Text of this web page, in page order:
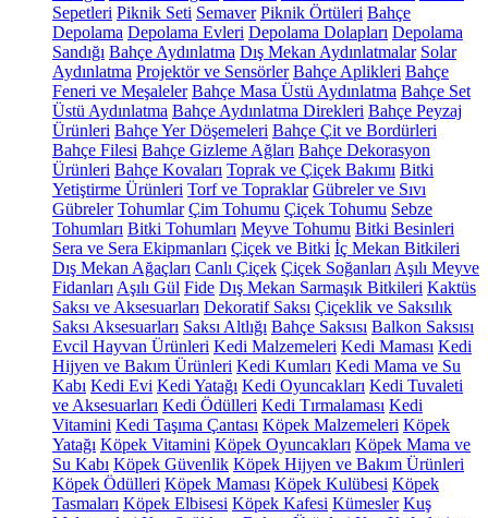
Sepetleri Piknik Seti Semaver Piknik Örtüleri Bahçe
Depolama Depolama Evleri Depolama Dolapları Depolama
Sandığı Bahçe Aydınlatma Dış Mekan Aydınlatmalar Solar
Aydınlatma Projektör ve Sensörler Bahçe Aplikleri Bahçe
Feneri ve Meşaleler Bahçe Masa Üstü Aydınlatma Bahçe Set
Üstü Aydınlatma Bahçe Aydınlatma Direkleri Bahçe Peyzaj
Ürünleri Bahçe Yer Döşemeleri Bahçe Çit ve Bordürleri
Bahçe Filesi Bahçe Gizleme Ağları Bahçe Dekorasyon
Ürünleri Bahçe Kovaları Toprak ve Çiçek Bakımı Bitki
Yetiştirme Ürünleri Torf ve Topraklar Gübreler ve Sıvı
Gübreler Tohumlar Çim Tohumu Çiçek Tohumu Sebze
Tohumları Bitki Tohumları Meyve Tohumu Bitki Besinleri
Sera ve Sera Ekipmanları Çiçek ve Bitki İç Mekan Bitkileri
Dış Mekan Ağaçları Canlı Çiçek Çiçek Soğanları Aşılı Meyve
Fidanları Aşılı Gül Fide Dış Mekan Sarmaşık Bitkileri Kaktüs
Saksı ve Aksesuarları Dekoratif Saksı Çiçeklik ve Saksılık
Saksı Aksesuarları Saksı Altlığı Bahçe Saksısı Balkon Saksısı
Evcil Hayvan Ürünleri Kedi Malzemeleri Kedi Maması Kedi
Hijyen ve Bakım Ürünleri Kedi Kumları Kedi Mama ve Su
Kabı Kedi Evi Kedi Yatağı Kedi Oyuncakları Kedi Tuvaleti
ve Aksesuarları Kedi Ödülleri Kedi Tırmalaması Kedi
Vitamini Kedi Taşıma Çantası Köpek Malzemeleri Köpek
Yatağı Köpek Vitamini Köpek Oyuncakları Köpek Mama ve
Su Kabı Köpek Güvenlik Köpek Hijyen ve Bakım Ürünleri
Köpek Ödülleri Köpek Maması Köpek Kulübesi Köpek
Tasmaları Köpek Elbisesi Köpek Kafesi Kümesler Kuş